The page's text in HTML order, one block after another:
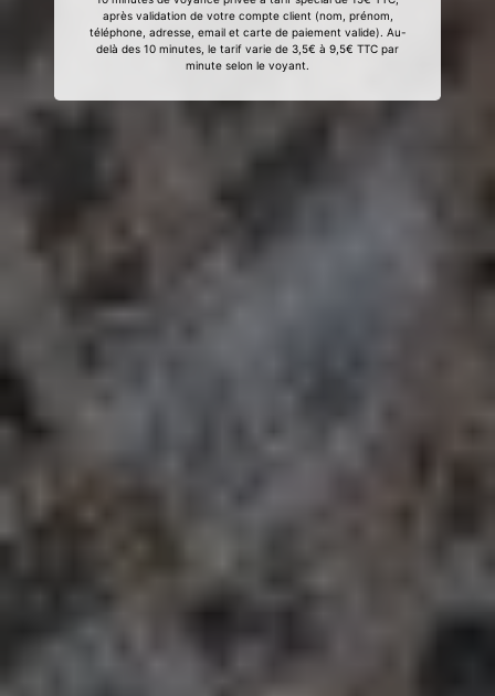
après validation de votre compte client (nom, prénom,
téléphone, adresse, email et carte de paiement valide). Au-
delà des 10 minutes, le tarif varie de 3,5€ à 9,5€ TTC par
minute selon le voyant.